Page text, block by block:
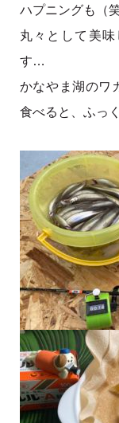
ハプニングも（笑
丸々として美
す…
かなやま湖のワ
食べると、ふっ